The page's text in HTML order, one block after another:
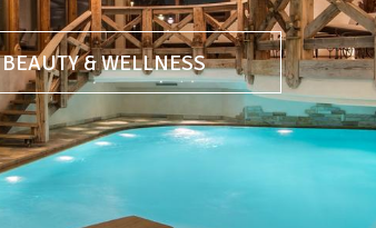
BEAUTY & WELLNESS